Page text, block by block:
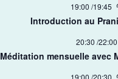
19:00 /19:45
Introduction au
20:30 /22:00
Méditation mensuelle avec